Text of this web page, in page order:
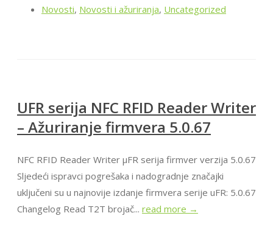
Novosti, Novosti i ažuriranja, Uncategorized
UFR serija NFC RFID Reader Writer
– Ažuriranje firmvera 5.0.67
NFC RFID Reader Writer μFR serija firmver verzija 5.0.67
Sljedeći ispravci pogrešaka i nadogradnje značajki
uključeni su u najnovije izdanje firmvera serije uFR: 5.0.67
Changelog Read T2T brojač... read more →